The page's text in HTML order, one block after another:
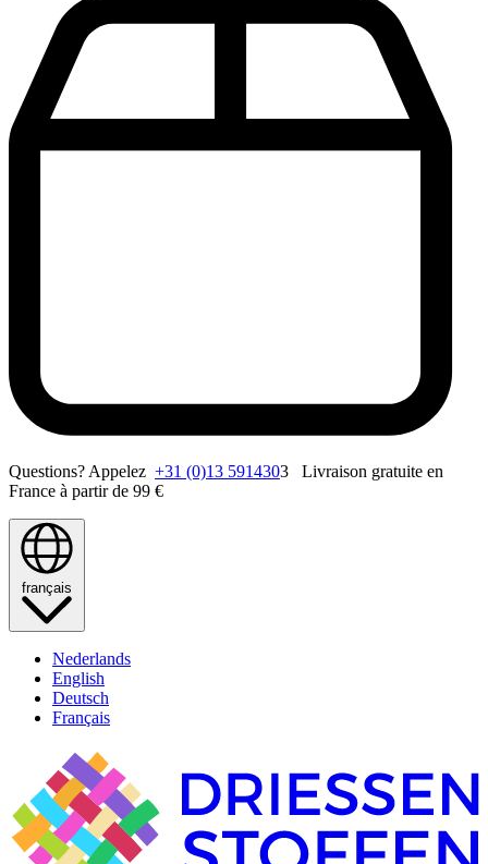
Questions? Appelez +31 (0)13 5914303 Livraison gratuite en
France à partir de 99 €
français
Nederlands
English
Deutsch
Français